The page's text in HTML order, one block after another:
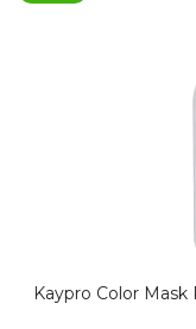
Kaypro Color